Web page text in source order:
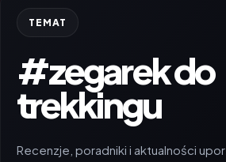
TEMAT
#zegarek do
trekkingu
Recenzje, poradniki i aktualności